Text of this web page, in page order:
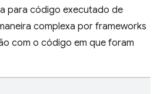
para código executado de
complexa por frameworks
com o código em que foram